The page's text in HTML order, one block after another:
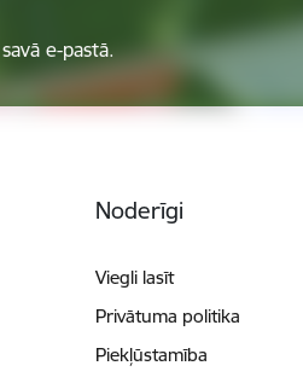
e-pastā.
Noderīgi
Viegli lasīt
Privātuma politika
Piekļūstamība